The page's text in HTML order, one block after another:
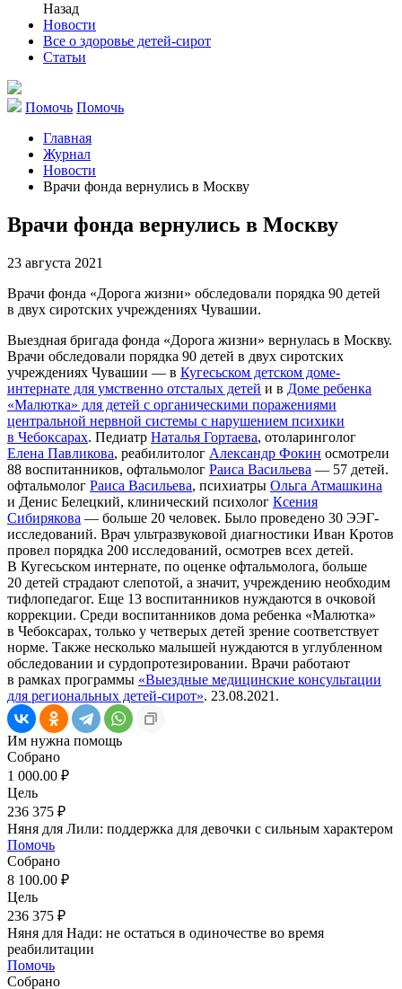
Назад
Новости
Все о здоровье детей-сирот
Статьи
Помочь Помочь
Главная
Журнал
Новости
Врачи фонда вернулись в Москву
Врачи фонда вернулись в Москву
23 августа 2021
Врачи фонда «Дорога жизни» обследовали порядка 90 детей
в двух сиротских учреждениях Чувашии.
Выездная бригада фонда «Дорога жизни» вернулась в Москву.
Врачи обследовали порядка 90 детей в двух сиротских
учреждениях Чувашии — в Кугесьском детском доме-
интернате для умственно отсталых детей и в Доме ребенка
«Малютка» для детей с органическими поражениями
центральной нервной системы с нарушением психики
в Чебоксарах. Педиатр Наталья Гортаева, отоларинголог
Елена Павликова, реабилитолог Александр Фокин осмотрели
88 воспитанников, офтальмолог Раиса Васильева — 57 детей.
офтальмолог Раиса Васильева, психиатры Ольга Атмашкина
и Денис Белецкий, клинический психолог Ксения
Сибирякова — больше 20 человек. Было проведено 30 ЭЭГ-
исследований. Врач ультразвуковой диагностики Иван Кротов
провел порядка 200 исследований, осмотрев всех детей.
В Кугесьском интернате, по оценке офтальмолога, больше
20 детей страдают слепотой, а значит, учреждению необходим
тифлопедагог. Еще 13 воспитанников нуждаются в очковой
коррекции. Среди воспитанников дома ребенка «Малютка»
в Чебоксарах, только у четверых детей зрение соответствует
норме. Также несколько малышей нуждаются в углубленном
обследовании и сурдопротезировании. Врачи работают
в рамках программы «Выездные медицинские консультации
для региональных детей-сирот». 23.08.2021.
Им нужна помощь
Собрано
1 000.00 ₽
Цель
236 375 ₽
Няня для Лили: поддержка для девочки с сильным характером
Помочь
Собрано
8 100.00 ₽
Цель
236 375 ₽
Няня для Нади: не остаться в одиночестве во время
реабилитации
Помочь
Собрано